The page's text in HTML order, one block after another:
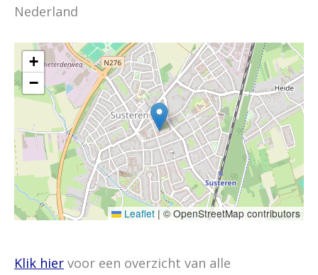
Nederland
+
−
Leaflet |© OpenStreetMap contributors
Klik hier voor een overzicht van alle